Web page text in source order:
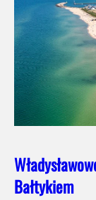
Bałtykiem